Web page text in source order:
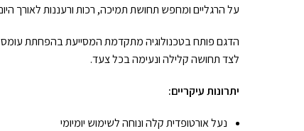
על הרגליים ומחפש תחושת תמיכה, רכות ורעננות לאורך
הדגם פותח בטכנולוגיה מתקדמת המסייעת בהפחתת עומס
לצד תחושה קלילה ונעימה בכל צעד.
יתרונות עיקריים:
נעל אורטופדית קלה ונוחה לשימוש יומיומי